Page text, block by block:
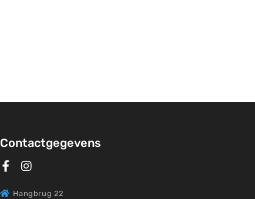
Contactgegevens
Hangbrug 22